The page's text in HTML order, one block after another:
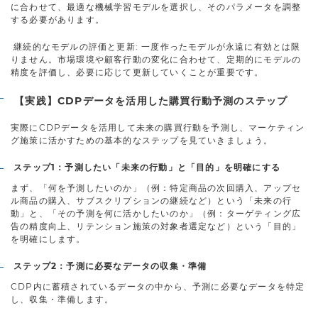
に合わせて、最適な機械学習モデルを選択し、そのパラメータを調整
する必要があります。
継続的なモデルの評価と更新: 一度作ったモデルが永遠に有効とは限
りません。市場環境や顧客行動の変化に合わせて、定期的にモデルの
精度を評価し、必要に応じて更新していくことが重要です。
【実践】CDPデータを活用した購買行動予測のステップ
実際にCDPデータを活用して未来の購買行動を予測し、マーケティン
グ施策に活かすための基本的なステップを見ていきましょう。
ステップ1：予測したい「未来の行動」と「目的」を明確にする
まず、「何を予測したいのか」（例：特定商品の次回購入、アップセ
ル商品の購入、サブスクリプションの継続など）という「未来の行
動」と、「その予測を何に活かしたいのか」（例：ターゲティング広
告の精度向上、リテンション施策の対象者選定など）という「目的」
を明確にします。
ステップ2：予測に必要なデータの収集・準備
CDP内に蓄積されているデータの中から、予測に必要なデータを特定
し、収集・準備します。